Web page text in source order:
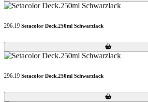
296.19 Setacolor Deck.250ml Schwarzlack
Loading...
Loading...
296.19 Setacolor Deck.250ml Schwarzlack
Loading...
Loading...